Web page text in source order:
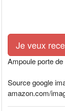
Je veux
Ampoule porte
Source google
amazon.com/